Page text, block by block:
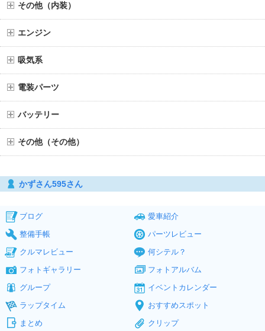
その他（内装）
エンジン
吸気系
電装パーツ
バッテリー
その他（その他）
かずさん595さん
ブログ
愛車紹介
整備手帳
パーツレビュー
クルマレビュー
何シテル？
フォトギャラリー
フォトアルバム
グループ
イベントカレンダー
ラップタイム
おすすめスポット
まとめ
クリップ